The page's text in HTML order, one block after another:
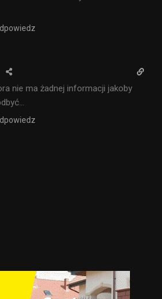
nie ma żadnej informacji jakoby